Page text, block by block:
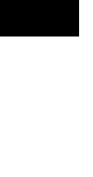
دوري أبطال